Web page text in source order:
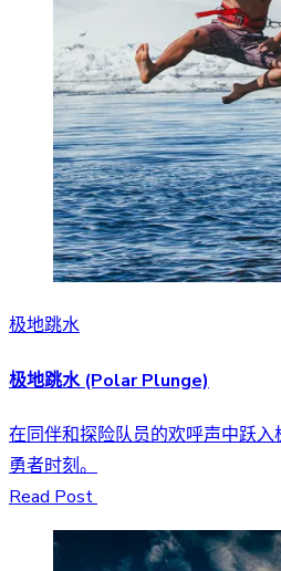
极地跳水
极地跳水 (Polar Plunge)
在同伴和探险队员的欢呼声中跃
勇者时刻。
Read Post